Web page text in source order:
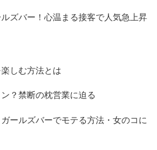
ズバー！心温まる接客で人気急上昇
しむ方法とは
？禁断の枕営業に迫る
ールズバーでモテる方法・女のコに